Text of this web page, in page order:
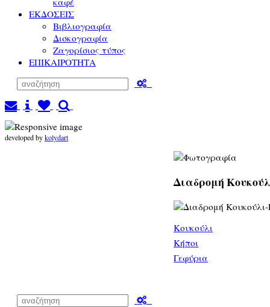
ΕΚΔΟΣΕΙΣ
Βιβλιογραφία
Δισκογραφία
Ζαγορίσιος τύπος
ΕΠΙΚΑΙΡΟΤΗΤΑ
developed bykolydart
Διαδρομή
Κουκούλι
Κήποι
Γεφύρια